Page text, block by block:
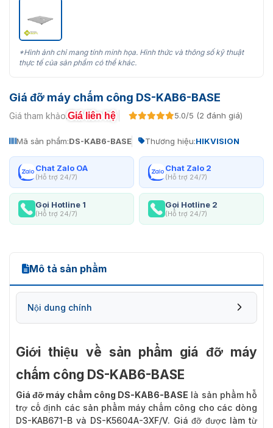
*Hình ảnh chỉ mang tính minh họa. Hình thức và thông số kỹ thuật
thực tế của sản phẩm có thể khác.
Giá đỡ máy chấm công DS-KAB6-BASE
Giá tham khảo:Giá liên hệ 5.0/5 (2 đánh giá)
Mã sản phẩm:DS-KAB6-BASE Thương hiệu:HIKVISION
Chat Zalo OA
(Hỗ trợ 24/7)
Chat Zalo 2
(Hỗ trợ 24/7)
Gọi Hotline 1
(Hỗ trợ 24/7)
Gọi Hotline 2
(Hỗ trợ 24/7)
Mô tả sản phẩm
Nội dung chính
Giới thiệu về sản phẩm giá đỡ máy
chấm công DS-KAB6-BASE
Giá đỡ máy chấm công DS-KAB6-BASE là sản phẩm hỗ
trợ cố định các sản phẩm máy chấm công cho các dòng
DS-KAB671-B và DS-K5604A-3XF/V. Giá đỡ được làm từ